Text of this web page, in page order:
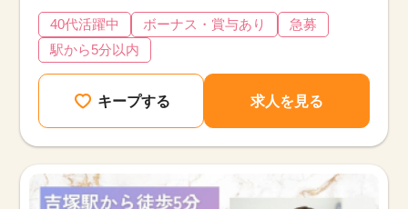
40代活躍中 ボーナス・賞与あり
急募
駅から5分以内
キープする 求人を見る